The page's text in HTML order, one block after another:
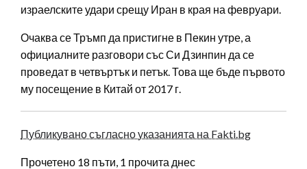
израелските удари срещу Иран в края на февруари.
Очаква се Тръмп да пристигне в Пекин утре, а
официалните разговори със Си Дзинпин да се
проведат в четвъртък и петък. Това ще бъде първото
му посещение в Китай от 2017 г.
Публикувано съгласно указанията на Fakti.bg
Прочетено 18 пъти, 1 прочита днес